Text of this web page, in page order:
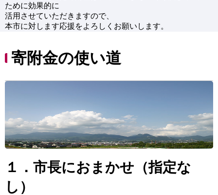
ために効果的に
活用させていただきますので、
本市に対します応援をよろしくお願いします。
寄附金の使い道
１．市長におまかせ（指定な
し）